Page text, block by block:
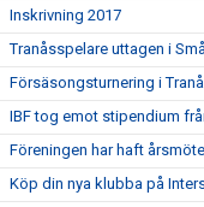
Inskrivning 2017
Tranåsspelare uttagen i
Försäsongsturnering i
IBF tog emot stipendium
Föreningen har haft årsmöte
Köp din nya klubba på